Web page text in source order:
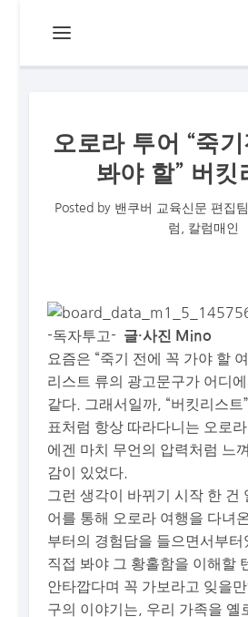
오로라 투어 “죽
봐야 할” 버킷
Posted by 밴쿠버 교육신문 편집팀
럼
칼럼매인
-독자투고- 글·사진 Mino
요즘은 “죽기 전에 꼭 가야 할
리스트 류의 광고문구가 어디
같다. 그래서일까, “버킷리스트
표처럼 항상 따라다니는 오로
에겐 마치 무언의 압력처럼 느
감이 있었다.
그런 생각이 바뀌기 시작 한 건
어를 통해 오로라 여행을 다녀
부터의 경험담을 들으면서부터
직접 봐야 그 황홀함을 이해할
안타깝다며 꼭 가보라고 잊을
구의 이야기는, 우리 가족을 옐